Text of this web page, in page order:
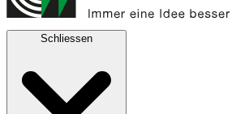
Schliessen